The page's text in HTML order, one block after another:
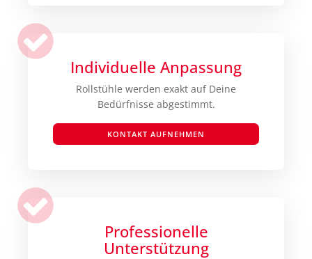
Individuelle Anpassung
Rollstühle werden exakt auf Deine
Bedürfnisse abgestimmt.
KONTAKT AUFNEHMEN
Professionelle
Unterstützung